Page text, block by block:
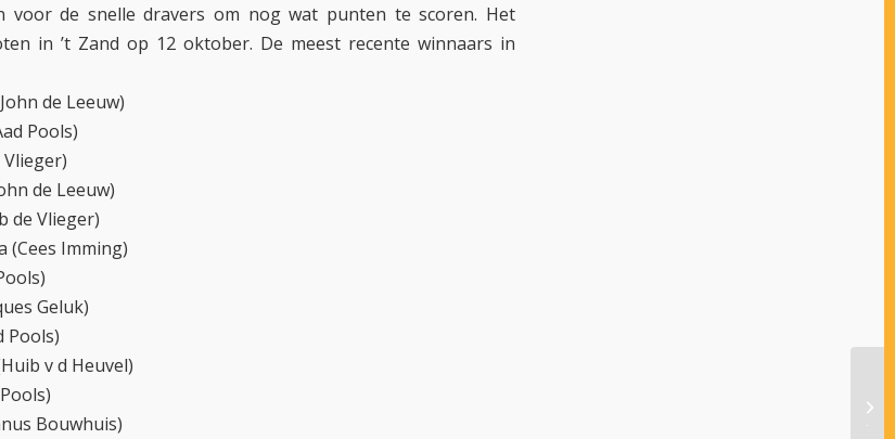
voor de snelle dravers om nog wat punten te scoren. Het
in ’t Zand op 12 oktober. De meest recente winnaars in
de Leeuw)
Pools)
Vlieger)
de Leeuw)
de Vlieger)
(Cees Imming)
Geluk)
Pools)
v d Heuvel)
Bouwhuis)